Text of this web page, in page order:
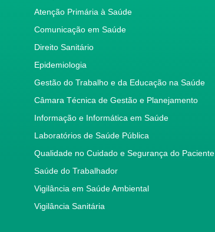
Atenção Primária à Saúde
Comunicação em Saúde
Direito Sanitário
Epidemiologia
Gestão do Trabalho e da Educação na Saúde
Câmara Técnica de Gestão e Planejamento
Informação e Informática em Saúde
Laboratórios de Saúde Pública
Qualidade no Cuidado e Segurança do Paciente
Saúde do Trabalhador
Vigilância em Saúde Ambiental
Vigilância Sanitária